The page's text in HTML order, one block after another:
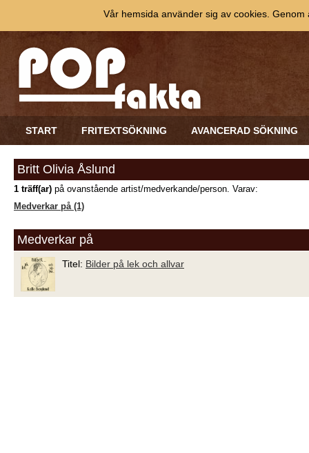
START FRITEXTSÖKNING AVANCERAD SÖKNING
Britt Olivia Åslund
1 träff(ar) på ovanstående artist/medverkande/person. Varav:
Medverkar på (1)
Medverkar på
Titel: Bilder på lek och allvar
Vår hemsida använder sig av cookies.